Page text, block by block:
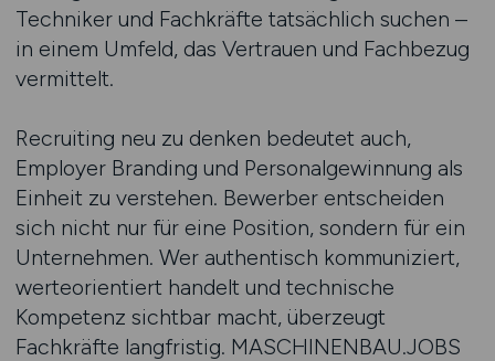
Techniker und Fachkräfte tatsächlich suchen –
in einem Umfeld, das Vertrauen und Fachbezug
vermittelt.
Recruiting neu zu denken bedeutet auch,
Employer Branding und Personalgewinnung als
Einheit zu verstehen. Bewerber entscheiden
sich nicht nur für eine Position, sondern für ein
Unternehmen. Wer authentisch kommuniziert,
werteorientiert handelt und technische
Kompetenz sichtbar macht, überzeugt
Fachkräfte langfristig. MASCHINENBAU.JOBS